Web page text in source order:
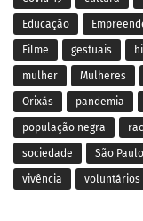
Educação
Filme gestuais
mulher Mulheres
Orixás pandemia
população negra
sociedade São Paulo
vivência voluntários